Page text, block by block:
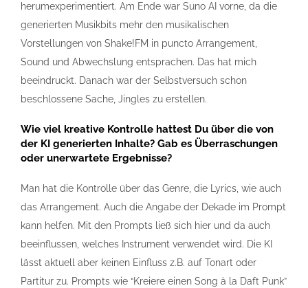
herumexperimentiert. Am Ende war Suno AI vorne, da die
generierten Musikbits mehr den musikalischen
Vorstellungen von Shake!FM in puncto Arrangement,
Sound und Abwechslung entsprachen. Das hat mich
beeindruckt. Danach war der Selbstversuch schon
beschlossene Sache, Jingles zu erstellen.
Wie viel kreative Kontrolle hattest Du über die von
der KI generierten Inhalte? Gab es Überraschungen
oder unerwartete Ergebnisse?
Man hat die Kontrolle über das Genre, die Lyrics, wie auch
das Arrangement. Auch die Angabe der Dekade im Prompt
kann helfen. Mit den Prompts ließ sich hier und da auch
beeinflussen, welches Instrument verwendet wird. Die KI
lässt aktuell aber keinen Einfluss z.B. auf Tonart oder
Partitur zu. Prompts wie “Kreiere einen Song à la Daft Punk”